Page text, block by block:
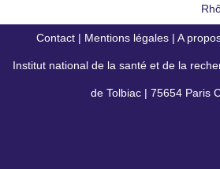
Contact | Mentions légales | A
conforme)
Institut national de la santé et de la
de Tolbiac | 75654 Paris